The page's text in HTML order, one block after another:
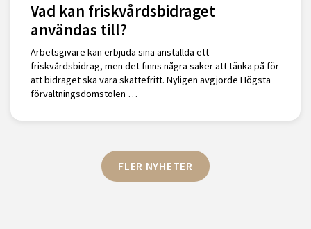
Vad kan friskvårdsbidraget
användas till?
Arbetsgivare kan erbjuda sina anställda ett
friskvårdsbidrag, men det finns några saker att tänka på för
att bidraget ska vara skattefritt. Nyligen avgjorde Högsta
förvaltningsdomstolen …
FLER NYHETER